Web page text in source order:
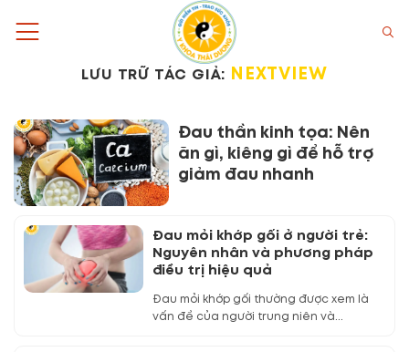
qua
LƯU TRỮ TÁC GIẢ: NEXTVIEW
Đau thần kinh tọa: Nên
ăn gì, kiêng gì để hỗ trợ
giảm đau nhanh
Đau mỏi khớp gối ở người trẻ:
Nguyên nhân và phương pháp
điều trị hiệu quả
Đau mỏi khớp gối thường được xem là
vấn đề của người trung niên và...